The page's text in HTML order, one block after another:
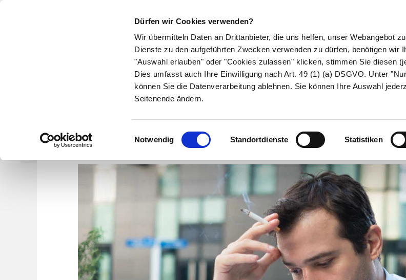
Dürfen wir Cookies verwenden?
Wir übermitteln Daten an Drittanbieter, die uns helfen, unser Webangebot
Dienste zu den aufgeführten Zwecken verwenden zu dürfen, benötigen wir
"Auswahl erlauben" oder "Cookies zulassen" klicken, stimmen Sie diesen
Dies umfasst auch Ihre Einwilligung nach Art. 49 (1) (a) DSGVO. Unter
können Sie die Datenverarbeitung ablehnen. Sie können Ihre Auswahl
Seitenende ändern.
Einwilligungsauswahl
Notwendig Standortdienste Statistiken
Symptome Therapie Medikamente Naturheilkunde Eltern &
Stress